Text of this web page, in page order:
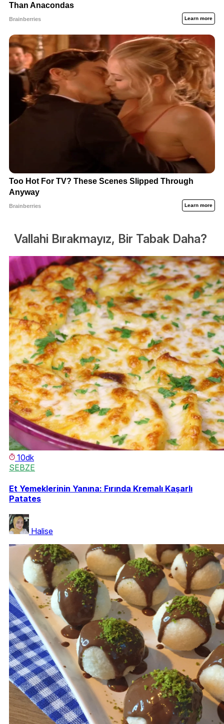
Vallahi Bırakmayız, Bir Tabak Daha?
10dk
SEBZE
Et Yemeklerinin Yanına: Fırında Kremalı Kaşarlı
Patates
Halise